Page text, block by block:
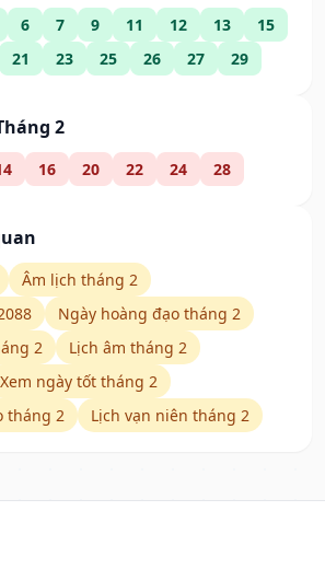
6 7 9 11 12 13
15
21 23 25 26 27 29
2
16 20 22 24 28
Âm lịch tháng 2
Ngày hoàng đạo tháng 2
2
Lịch âm tháng 2
Xem ngày tốt tháng 2
tháng 2
Lịch vạn niên tháng 2